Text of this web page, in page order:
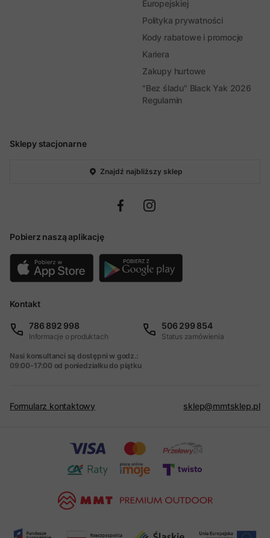
Sklepy stacjonarne
Znajdź najbliższy sklep
Pobierz naszą aplikację
Europejskiej
Polityka prywatności
Kody rabatowe i promocje
Kariera
Zakupy hurtowe
"Bez śladu" Black Yak 2026
Regulamin
Kontakt
786 892 998
Informacje o produktach
506 299 854
Status zamówienia
Nasi konsultanci są dostępni w godz.:
09:00-17:00 od poniedziałku do piątku
Formularz kontaktowy sklep@mmtsklep.pl